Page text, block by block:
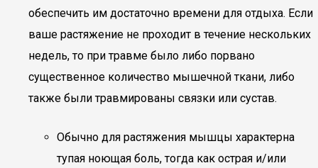
обеспечить им достаточно времени для отдыха. Если
ваше растяжение не проходит в течение нескольких
недель, то при травме было либо порвано
существенное количество мышечной ткани, либо
также были травмированы связки или сустав.
Обычно для растяжения мышцы характерна
тупая ноющая боль, тогда как острая и/или